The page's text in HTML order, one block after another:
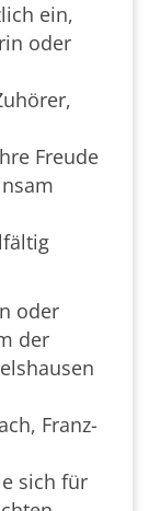
ein,
oder
Freude
oder
der
Franz-
sich für